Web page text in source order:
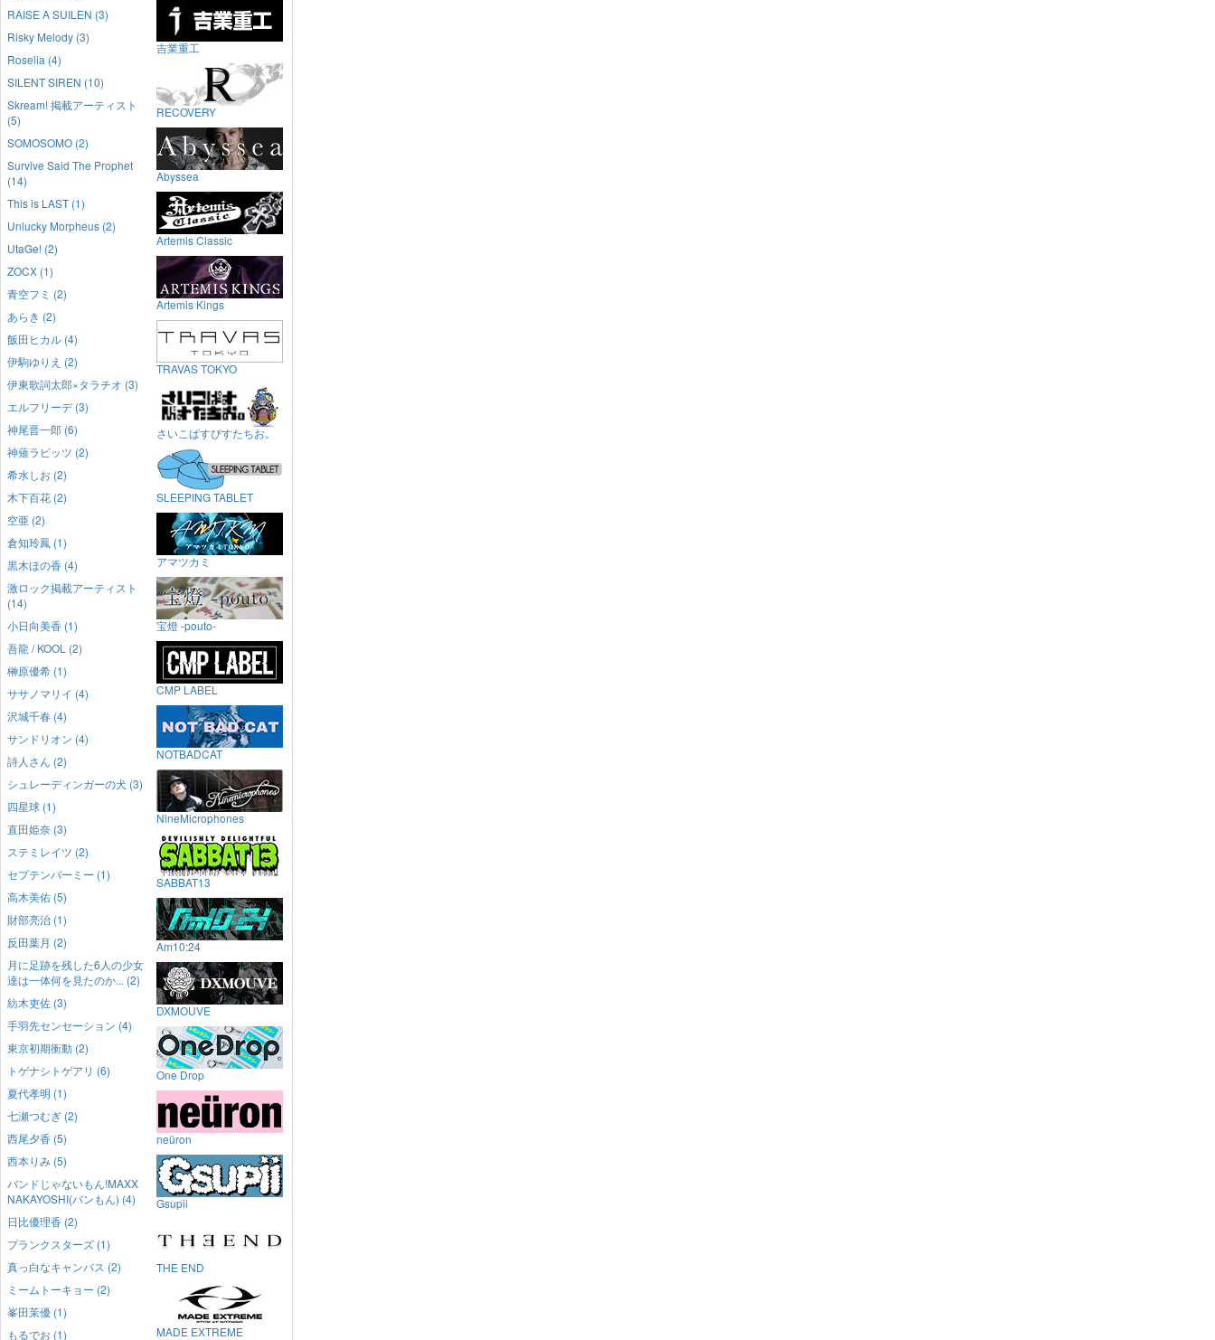
RAISE A SUILEN (3)
Risky Melody (3)
Roselia (4)
SILENT SIREN (10)
Skream! 掲載アーティスト
(5)
SOMOSOMO (2)
Survive Said The Prophet
(14)
This is LAST (1)
Unlucky Morpheus (2)
UtaGe! (2)
ZOCX (1)
青空フミ (2)
あらき (2)
飯田ヒカル (4)
伊駒ゆりえ (2)
伊東歌詞太郎×タラチオ (3)
エルフリーデ (3)
神尾晋一郎 (6)
神薙ラビッツ (2)
希水しお (2)
木下百花 (2)
空亜 (2)
倉知玲鳳 (1)
黒木ほの香 (4)
激ロック掲載アーティスト
(14)
小日向美香 (1)
吾龍 / KOOL (2)
榊原優希 (1)
ササノマリイ (4)
沢城千春 (4)
サンドリオン (4)
詩人さん (2)
シュレーディンガーの犬 (3)
四星球 (1)
直田姫奈 (3)
ステミレイツ (2)
セプテンバーミー (1)
高木美佑 (5)
財部亮治 (1)
反田葉月 (2)
月に足跡を残した6人の少女
達は一体何を見たのか... (2)
紡木吏佐 (3)
手羽先センセーション (4)
東京初期衝動 (2)
トゲナシトゲアリ (6)
夏代孝明 (1)
七瀬つむぎ (2)
西尾夕香 (5)
西本りみ (5)
バンドじゃないもん!MAXX
NAKAYOSHI(バンもん) (4)
日比優理香 (2)
プランクスターズ (1)
真っ白なキャンバス (2)
ミームトーキョー (2)
峯田茉優 (1)
もるでお (1)
吉業重工
RECOVERY
Abyssea
Artemis Classic
Artemis Kings
TRAVAS TOKYO
さいこぱすぴすたちお。
SLEEPING TABLET
アマツカミ
宝燈 -pouto-
CMP LABEL
NOTBADCAT
NineMicrophones
SABBAT13
Am10:24
DXMOUVE
One Drop
neüron
Gsupii
THE END
MADE EXTREME